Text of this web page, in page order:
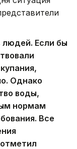
Если бы
Однако
воды,
нормам
Все